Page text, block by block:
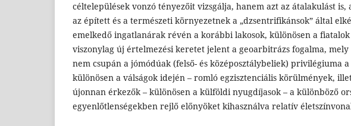
céltelepülések vonzó tényezőit vizsgálja, hanem azt az átalakulást
az épített és a természeti környezetnek a „dzsentrifikánsok” által
emelkedő ingatlanárak révén a korábbi lakosok, különösen a
viszonylag új értelmezési keretet jelent a geoarbitrázs fogalma,
nem csupán a jómódúak (felső- és középosztálybeliek) privilégiuma
különösen a válságok idején – romló egzisztenciális körülmények,
újonnan érkezők – különösen a külföldi nyugdíjasok – a különböző
egyenlőtlenségekben rejlő előnyöket kihasználva relatív